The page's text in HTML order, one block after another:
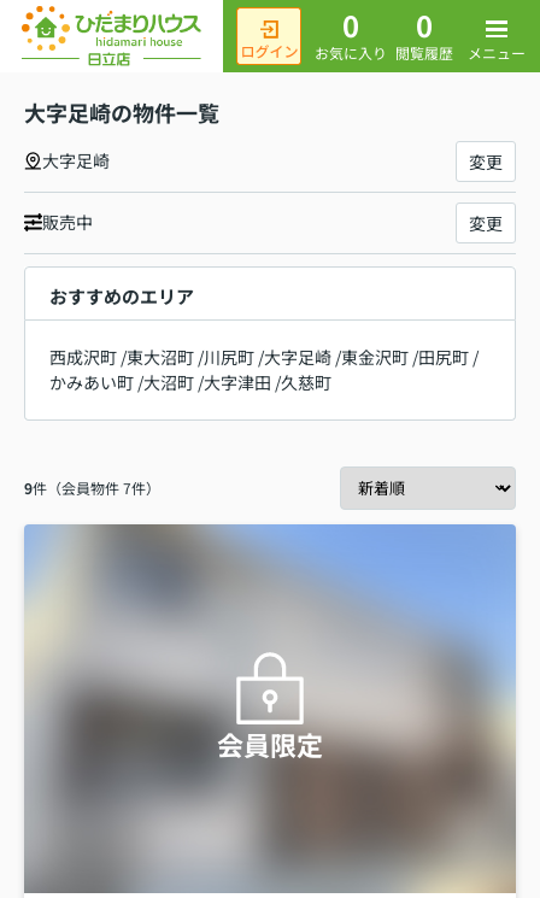
0
お気に入り
0
閲覧履歴 メニュー
大字足崎の物件一覧
大字足崎 変更
販売中 変更
おすすめのエリア
西成沢町 /東大沼町 /川尻町 /大字足崎 /東金沢町 /田尻町 /
かみあい町 /大沼町 /大字津田 /久慈町
9件（会員物件 7件）
会員限定